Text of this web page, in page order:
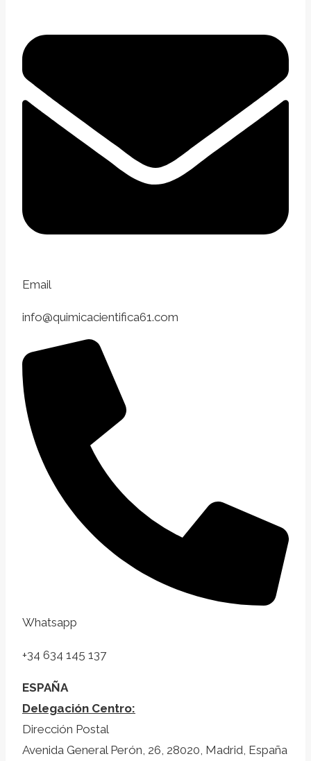
Email
info@quimicacientifica61.com
Whatsapp
+34 634 145 137
ESPAÑA
Delegación Centro:
Dirección Postal
Avenida General Perón, 26, 28020, Madrid, España